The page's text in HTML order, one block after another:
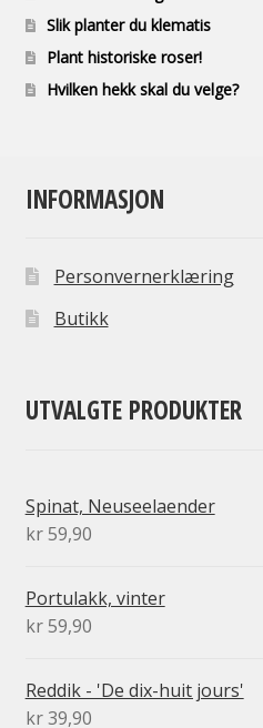
Slik planter du klematis
Plant historiske roser!
Hvilken hekk skal du velge?
INFORMASJON
Personvernerklæring
Butikk
UTVALGTE PRODUKTER
Spinat, Neuseelaender
kr59,90
Portulakk, vinter
kr59,90
Reddik - 'De dix-huit jours'
kr39,90